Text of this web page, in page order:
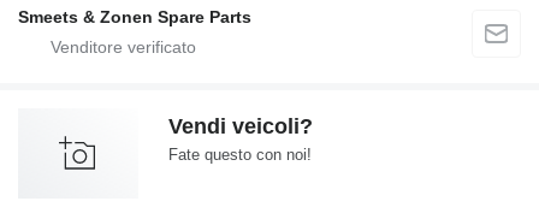
Smeets & Zonen Spare Parts
Vendi veicoli?
Fate questo con noi!